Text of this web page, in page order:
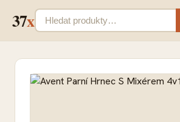
37x